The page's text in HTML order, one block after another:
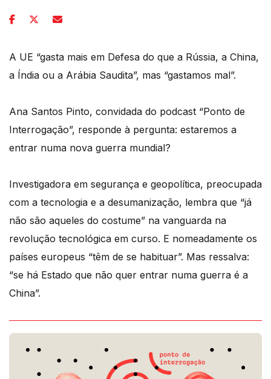
A UE “gasta mais em Defesa do que a Rússia, a China,
a Índia ou a Arábia Saudita”, mas “gastamos mal”.
Ana Santos Pinto, convidada do podcast “Ponto de
Interrogação”, responde à pergunta: estaremos a
entrar numa nova guerra mundial?
Investigadora em segurança e geopolítica, preocupada
com a tecnologia e a desumanização, lembra que “já
não são aqueles do costume” na vanguarda na
revolução tecnológica em curso. E nomeadamente os
países europeus “têm de se habituar”. Mas ressalva:
“se há Estado que não quer entrar numa guerra é a
China”.